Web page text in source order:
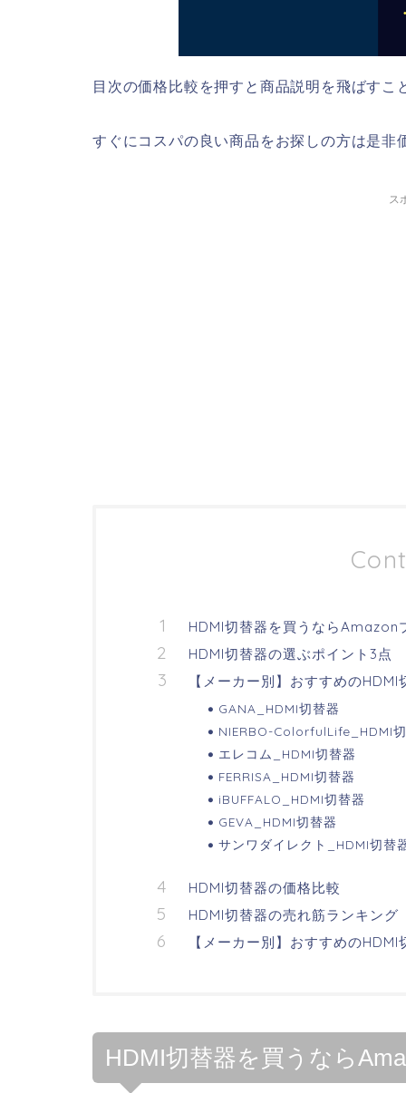
目次の価格比較を押すと商品説明を飛ばすこ
すぐにコスパの良い商品をお探しの方は是非
ス
HDMI切替器を買うならAmazon
HDMI切替器の選ぶポイント3点
【メーカー別】おすすめのHDMI
GANA_HDMI切替器
NIERBO-ColorfulLife_HDMI
エレコム_HDMI切替器
FERRISA_HDMI切替器
iBUFFALO_HDMI切替器
GEVA_HDMI切替器
サンワダイレクト_HDMI切替
HDMI切替器の価格比較
HDMI切替器の売れ筋ランキング
【メーカー別】おすすめの
HDMI切替器を買うなら